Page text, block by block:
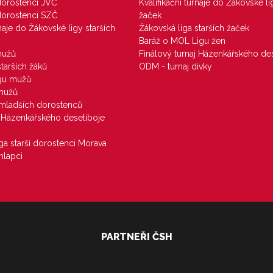
JVČ
SZČ
do Žákovské ligy starších
žáků
mužů
dorostenců
desetiboje
starší dorostenci Morava
Kvalifikační turnaje do Žákovské
žaček
Žákovská liga starších žaček
Baráž o MOL Ligu žen
Finálový turnaj Házenkářského
ODM - turnaj dívky
PARTNEŘI ČSH